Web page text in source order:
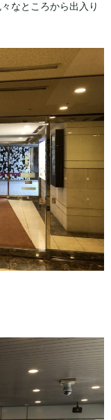
なところから出入り